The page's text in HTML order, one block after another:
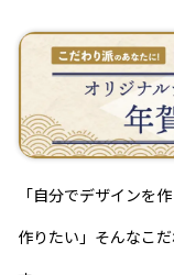
「自分でデザインを
作りたい」そんなこ